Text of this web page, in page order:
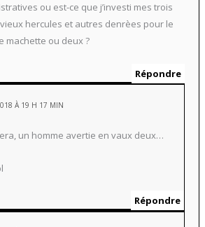
ou est-ce que j’investi mes trois
hercules et autres denrèes pour le
machette ou deux ?
Répondre
À 19 H 17 MIN
un homme avertie en vaux deux…
Répondre